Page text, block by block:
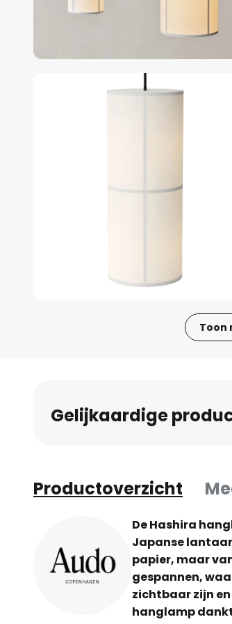
Toon
vanGelijkaardige
Productoverzicht
De Hashira
Japanse
papier, maar
gespannen,
zichtbaar zijn
hanglamp